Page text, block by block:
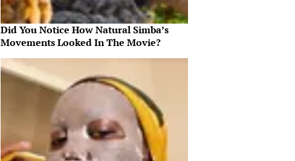
Did You Notice How Natural Simba’s
Movements Looked In The Movie?